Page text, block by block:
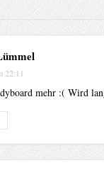
22:11
mehr :( Wird